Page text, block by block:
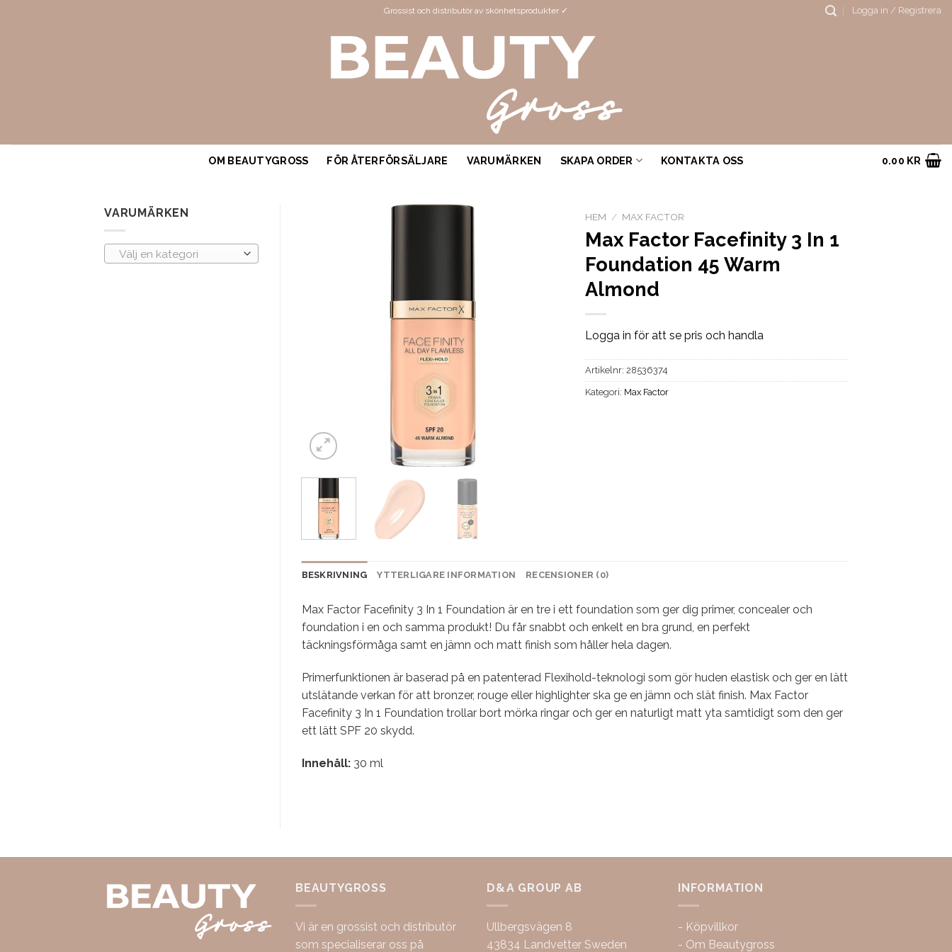
Grossist och distributör av skönhetsprodukter ✓ Logga in / Registrera
OM BEAUTYGROSS FÖR ÅTERFÖRSÄLJARE VARUMÄRKEN SKAPA ORDER KONTAKTA OSS 0.00 KR
VARUMÄRKEN
Välj en kategori
HEM / MAX FACTOR
Max Factor Facefinity 3 In 1
Foundation 45 Warm
Almond
Logga in för att se pris och handla
Artikelnr: 28536374
Kategori: Max Factor
BESKRIVNING YTTERLIGARE INFORMATION RECENSIONER (0)
Max Factor Facefinity 3 In 1 Foundation är en tre i ett foundation som ger dig primer, concealer och
foundation i en och samma produkt! Du får snabbt och enkelt en bra grund, en perfekt
täckningsförmåga samt en jämn och matt finish som håller hela dagen.
Primerfunktionen är baserad på en patenterad Flexihold-teknologi som gör huden elastisk och ger en lätt
utslätande verkan för att bronzer, rouge eller highlighter ska ge en jämn och slät finish. Max Factor
Facefinity 3 In 1 Foundation trollar bort mörka ringar och ger en naturligt matt yta samtidigt som den ger
ett lätt SPF 20 skydd.
Innehåll:30 ml
BEAUTYGROSS
Vi är en grossist och distributör
som specialiserar oss på
D&A GROUP AB
Ullbergsvägen 8
43834 Landvetter Sweden
INFORMATION
- Köpvillkor
- Om Beautygross